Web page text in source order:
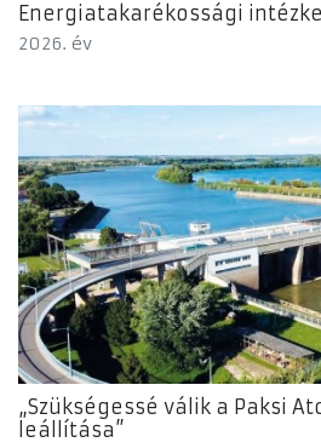
Energiatakarékossági
2026. év
„Szükségessé válik a Paksi
leállítása”